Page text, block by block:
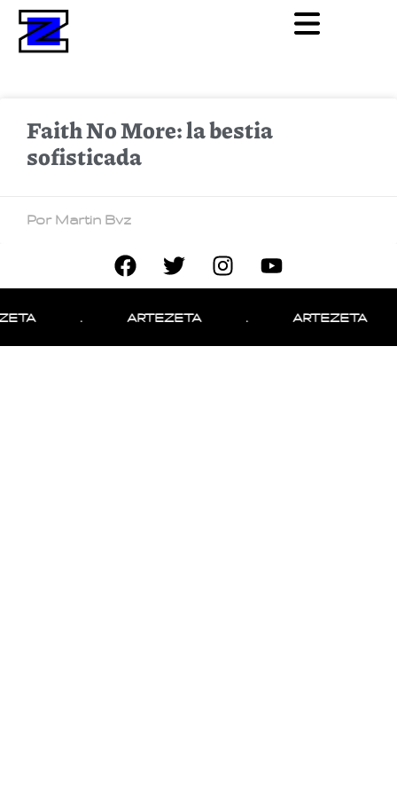
Faith No More: la bestia
sofisticada
Por Martin Bvz
ARTEZETA ARTEZETA